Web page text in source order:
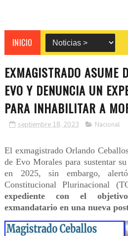
INICIO
EXMAGISTRADO ASUME
EVO Y DENUNCIA UN
PARA INHABILITAR A
septiembre 18, 2023 Nacional
El exmagistrado Orlando
de Evo Morales para sustentar
en 2025, sin embargo,
Constitucional Plurinacional
expediente con el
exmandatario en una nueva